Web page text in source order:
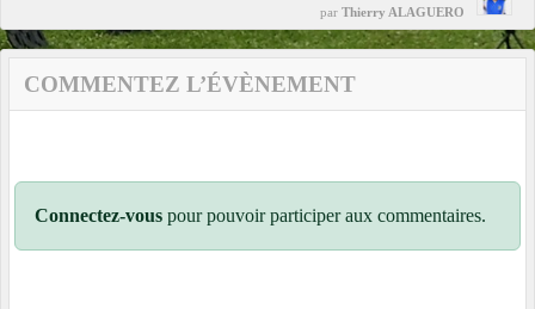
par Thierry ALAGUERO
COMMENTEZ L’ÉVÈNEMENT
Connectez-vous pour pouvoir participer aux commentaires.